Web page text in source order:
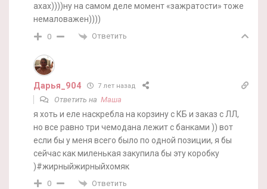
ахах))))ну на самом деле момент «зажратости» тоже
немаловажен))))
0 Ответить
Дарья_904 7 лет назад
Ответить на Маша
я хоть и еле наскребла на корзину с КБ и заказ с ЛЛ,
но все равно три чемодана лежит с банками )) вот
если бы у меня всего было по одной позиции, я бы
сейчас как миленькая закупила бы эту коробку
)#жирныйжирныйхомяк
0 Ответить